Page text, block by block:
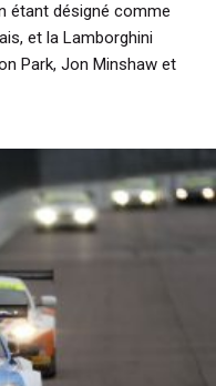
étant désigné comme
et la Lamborghini
Park, Jon Minshaw et